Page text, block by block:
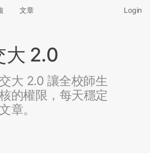
文章 Login
大 2.0
大 2.0 讓全校師生
的權限，每天穩定
章。